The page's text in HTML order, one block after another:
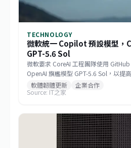
TECHNOLOGY
微軟統一 Copilot 預設模型，
GPT-5.6 Sol
微軟要求 CoreAI 工程團隊使用
OpenAI 旗艦模型 GPT-5.6 Sol，以提
軟提供逾 11,000 種模型，工程師也
優先運用與 OpenAI 合作取得的技術資
軟體韌體更新 企業合作
Source: IT之家